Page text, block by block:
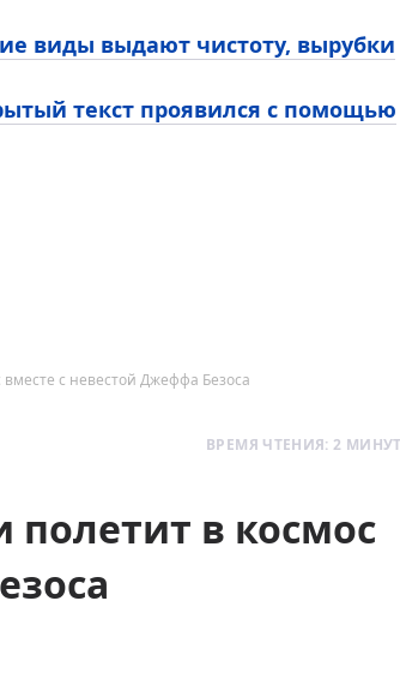
виды выдают чистоту, вырубки
текст проявился с помощью
с невестой Джеффа Безоса
ВРЕМЯ ЧТЕНИЯ: 2
в космос